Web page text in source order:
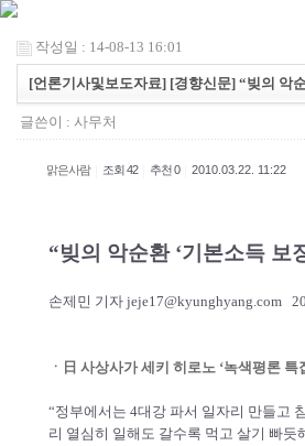
작성일 : 14-08-13 16:01
[언론기사및보도자료] [경향신문] “빚의 악
글쓴이 : 사무처
맑은사람 조회 42 추천 0 2010.03.22. 11:22
“빚의 악순환 ‘기본소득 보
손제민 기자 jeje17@kyunghyang.com
ㆍ日 사상사가 세키 히로노 ‘녹색평론 특
“정부에서는 4대강 파서 일자리 만들고
리 열심히 일해도 갈수록 먹고 살기 빠